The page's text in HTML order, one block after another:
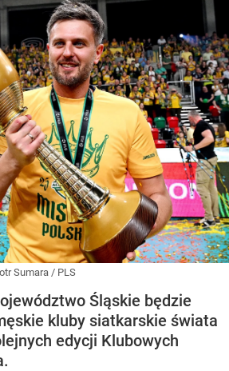
Sumara / PLS
Śląskie będzie
kluby siatkarskie świata
edycji Klubowych